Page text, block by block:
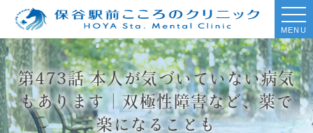
MENU
第473話 本人が気づいていない病気
もあります｜双極性障害など、薬で
楽になることも